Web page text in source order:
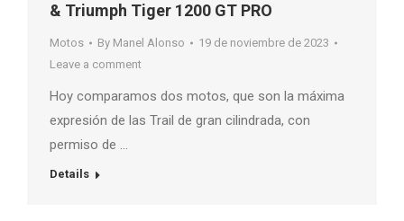
& Triumph Tiger 1200 GT PRO
Motos By Manel Alonso
19 de noviembre de 2023
Leave a comment
Hoy comparamos dos motos, que son la máxima
expresión de las Trail de gran cilindrada, con
permiso de …
Details